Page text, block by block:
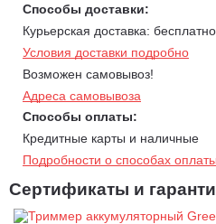
выключатель.
Двигатель расположен снизу,
надежным и лёгким благодаря
D-образная рукоятка удобна
оснащен инструмент, обладает
Благодаря отсутствию щеток
Способы доставки:
Курьерская доставка: бесплатно.
Условия доставки подробно
Возможен самовывоз!
Адреса самовывоза
Способы оплаты:
Кредитные карты и наличные
Подробности о способах оплаты
Сертификаты и